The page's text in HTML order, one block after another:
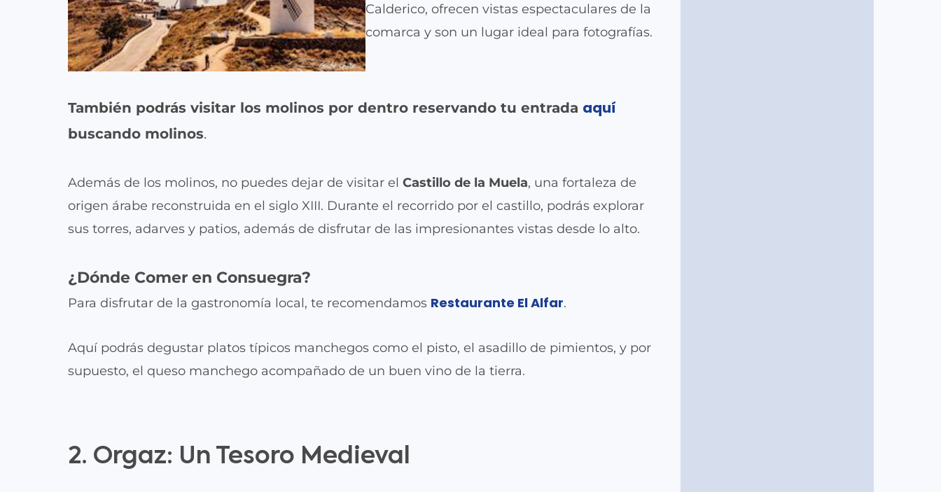
Calderico, ofrecen vistas espectaculares de la
comarca y son un lugar ideal para fotografías.
También podrás visitar los molinos por dentro reservando tu entrada aquí
buscando molinos.
Además de los molinos, no puedes dejar de visitar el Castillo de la Muela, una fortaleza de
origen árabe reconstruida en el siglo XIII. Durante el recorrido por el castillo, podrás explorar
sus torres, adarves y patios, además de disfrutar de las impresionantes vistas desde lo alto.
¿Dónde Comer en Consuegra?
Para disfrutar de la gastronomía local, te recomendamos Restaurante El Alfar.
Aquí podrás degustar platos típicos manchegos como el pisto, el asadillo de pimientos, y por
supuesto, el queso manchego acompañado de un buen vino de la tierra.
2. Orgaz: Un Tesoro Medieval